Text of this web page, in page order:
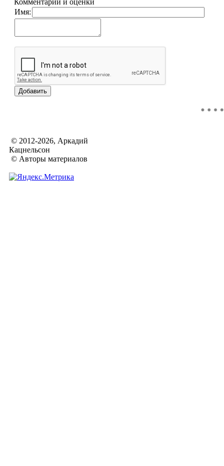
Комментарии и оценки
Имя:
© 2012-2026, Аркадий
Кацнельсон
© Авторы материалов